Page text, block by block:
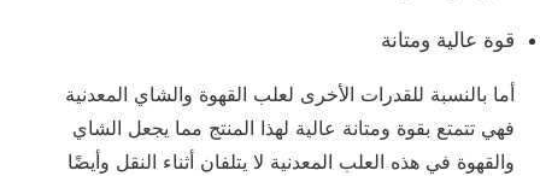
قوة عالية ومتانة
أما بالنسبة للقدرات الأخرى لعلب القهوة والشاي المعدنية
فهي تتمتع بقوة ومتانة عالية لهذا المنتج مما يجعل الشاي
والقهوة في هذه العلب المعدنية لا يتلفان أثناء النقل وأيضًا